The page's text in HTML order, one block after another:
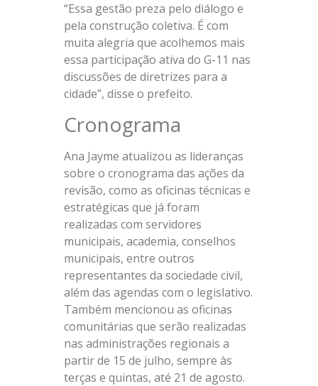
“Essa gestão preza pelo diálogo e
pela construção coletiva. É com
muita alegria que acolhemos mais
essa participação ativa do G-11 nas
discussões de diretrizes para a
cidade”, disse o prefeito.
Cronograma
Ana Jayme atualizou as lideranças
sobre o cronograma das ações da
revisão, como as oficinas técnicas e
estratégicas que já foram
realizadas com servidores
municipais, academia, conselhos
municipais, entre outros
representantes da sociedade civil,
além das agendas com o legislativo.
Também mencionou as oficinas
comunitárias que serão realizadas
nas administrações regionais a
partir de 15 de julho, sempre às
terças e quintas, até 21 de agosto.